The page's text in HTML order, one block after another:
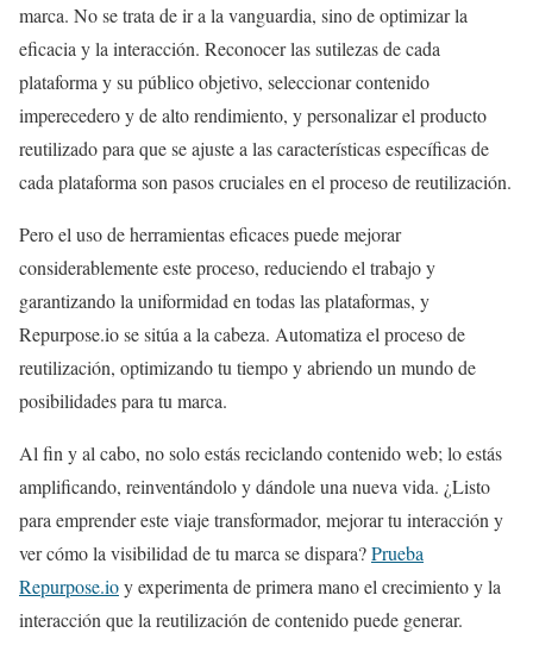
marca. No se trata de ir a la vanguardia, sino de optimizar la
eficacia y la interacción. Reconocer las sutilezas de cada
plataforma y su público objetivo, seleccionar contenido
imperecedero y de alto rendimiento, y personalizar el producto
reutilizado para que se ajuste a las características específicas de
cada plataforma son pasos cruciales en el proceso de reutilización.
Pero el uso de herramientas eficaces puede mejorar
considerablemente este proceso, reduciendo el trabajo y
garantizando la uniformidad en todas las plataformas, y
Repurpose.io se sitúa a la cabeza. Automatiza el proceso de
reutilización, optimizando tu tiempo y abriendo un mundo de
posibilidades para tu marca.
Al fin y al cabo, no solo estás reciclando contenido web; lo estás
amplificando, reinventándolo y dándole una nueva vida. ¿Listo
para emprender este viaje transformador, mejorar tu interacción y
ver cómo la visibilidad de tu marca se dispara?Prueba
Repurpose.ioy experimenta de primera mano el crecimiento y la
interacción que la reutilización de contenido puede generar.